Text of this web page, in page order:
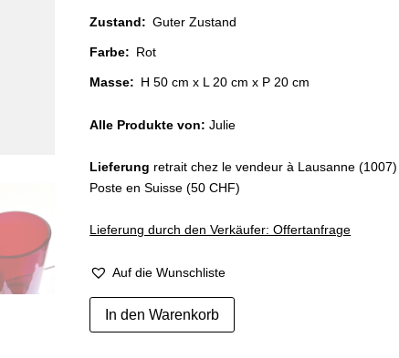
Zustand: Guter Zustand
Farbe: Rot
Masse: H 50 cm x L 20 cm x P 20 cm
Alle Produkte von:Julie
Lieferung retrait chez le vendeur à Lausanne
Poste en Suisse (50 CHF)
Lieferung durch den Verkäufer: Offertanfrage
Auf die Wunschliste
Grand
vase
In den Warenkorb